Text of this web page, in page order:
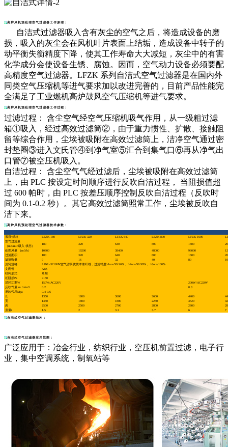
高炉风机预处理空气过滤器工作原理：
自洁式过滤器吸入含有灰尘的空气之后，将造成设备的磨
损，吸入的灰尘会在风机叶片表面上结垢，造成设备中转子的
动平衡失衡精度下降，使其工作寿命大大减短，灰尘中的有害
化学成分会使设备生锈、腐蚀。因而，空气动力设备必须要配
高精度空气过滤器。LFZK 系列自洁式空气过滤器是在国内外
同类空气压缩机等进气要求加以改进完善的，目前产品性能完
全满足了工业燃机高炉鼓风空气压缩机等进气要求。
高炉风机预处理空气过滤器工作过程：
过滤过程： 含尘空气经空气压缩机吸气作用，从一级粗过滤
箱①吸入，经过高效过滤筒②，由于重力惯性、扩散、接触阻
留等综合作用，尘埃被吸附在高效过滤筒上，洁净空气通过密
封垫圈③进入文氏管④到净气室⑤汇合到集气口⑥再从净气出
口管⑦被空压机吸入。
自洁过程： 含尘空气气经过滤后，尘埃被吸附在高效过滤筒
上，由 PLC 按设定时间顺序进行反吹自洁过程， 当阻损值超
过 600 帕时，由 PLC 按差压顺序控制反吹自洁过程（反吹时
间为 0.1-0.2 秒）。其它高效过滤筒照常工作，尘埃被反吹自
洁下来。
高炉风机预处理空气过滤器技术参数：
项目\规格 LFZK-180 LFZK-320 LFZK-640 LFZK-800 LFZK-1600
空气过滤量
180
320 640 800 1600
（m3/min吸入 状态）
处理风量 （m3/h）
10800 19200 38400 48000 96000
过滤面积
180 320 640 800 1600
滤筒数量
9 16 32 40 80
滤筒规格
LFKL-3210HV空气滤筒优质木浆纤维，过滤精度≥1um/99.96%， ≥2um/99.99%， ≥3um/100%
文氏管
ABS
结构形式
单层
初阻损Pa
≤150
消耗功率W
150W/AC220V
200W/AC220V
反吹气量 m /min3
0.2
0.3
反吹气压Mpa
0.4-0.6
长
1350 1800 3600 3600 4400
宽
1350 1800 1800 2250 3520
高
2500 2500 2700 2800 2800
质量t
1.5 2 3.2 3.7 6 7
自洁式空气过滤器结构：
自洁式空气过滤器应用范围：
广泛应用于：冶金行业，纺织行业，空压机前置过滤，电子行
业，集中空调系统，制氧站等